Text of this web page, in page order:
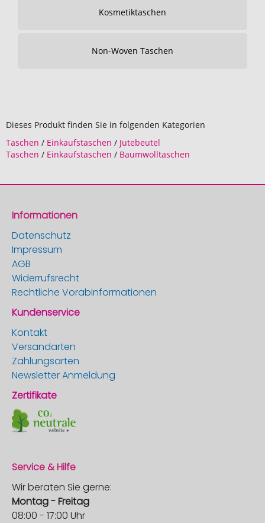
Kosmetiktaschen
Non-Woven Taschen
Dieses Produkt finden Sie in folgenden Kategorien
Taschen / Einkaufstaschen / Jutebeutel
Taschen / Einkaufstaschen / Baumwolltaschen
Informationen
Datenschutz
Impressum
AGB
Widerrufsrecht
Rechtliche Vorabinformationen
Kundenservice
Kontakt
Versandarten
Zahlungsarten
Newsletter Anmeldung
Zertifikate
Service & Hilfe
Wir beraten Sie gerne:
Montag - Freitag
08:00 - 17:00 Uhr